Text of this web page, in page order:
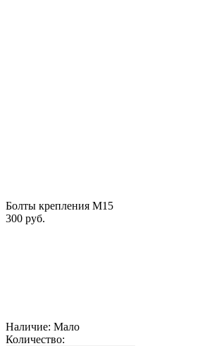
Болты крепления M15
300 руб.
Наличие: Мало
Количество: